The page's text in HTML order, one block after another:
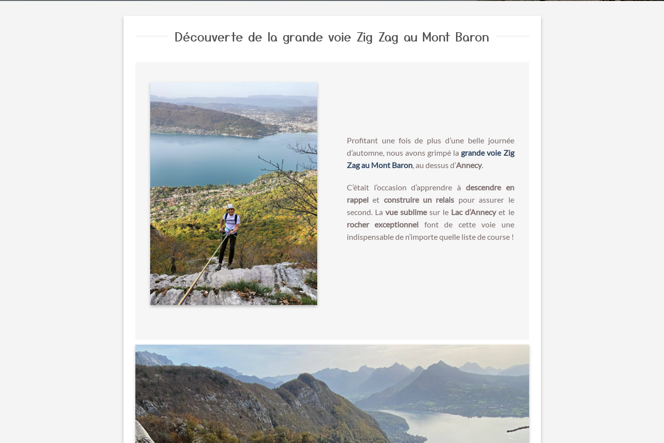
Découverte de la grande voie Zig Zag au Mont Baron
Profitant une fois de plus d’une belle journée
d’automne, nous avons grimpé lagrande voie Zig
Zag au Mont Baron , au dessus d’Annecy.
C’était l’occasion d’apprendre à descendre en
rappel et construire un relais pour assurer le
second. Lavue sublimesur le Lac d’Annecyet le
rocher exceptionnel font de cette voie une
indispensable de n’importe quelle liste de course !